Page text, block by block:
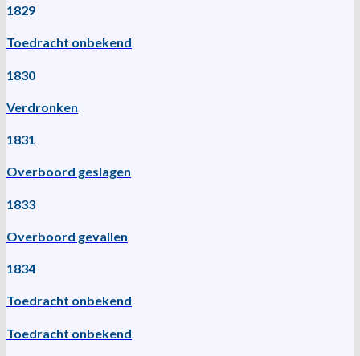
1829
Toedracht onbekend
1830
Verdronken
1831
Overboord geslagen
1833
Overboord gevallen
1834
Toedracht onbekend
Toedracht onbekend